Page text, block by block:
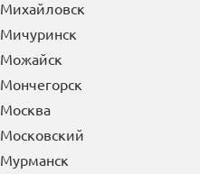
Михайловка
Михайловск
Мичуринск
Можайск
Мончегорск
Москва
Московский